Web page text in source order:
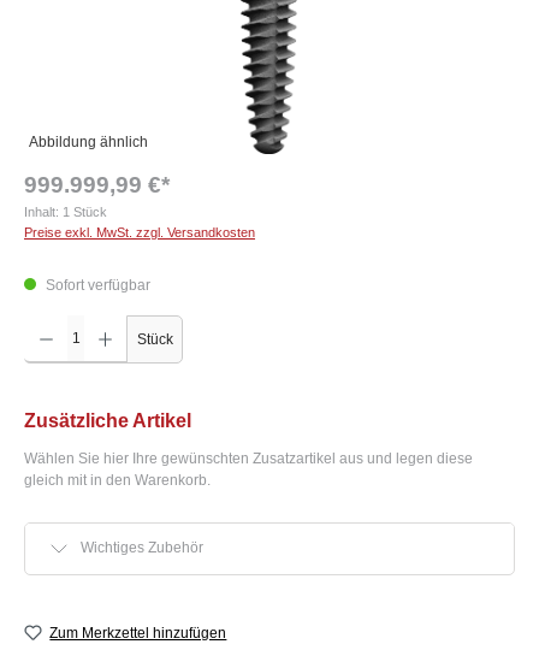
Abbildung ähnlich
999.999,99 €*
Inhalt: 1 Stück
Preise exkl. MwSt. zzgl. Versandkosten
Sofort verfügbar
Produkt Anzahl: Gib den gewünschten Wert ein oder benutze die Schaltflächen um die
Stück
Zusätzliche Artikel
Wählen Sie hier Ihre gewünschten Zusatzartikel aus und legen diese
gleich mit in den Warenkorb.
Wichtiges Zubehör
Zum Merkzettel hinzufügen